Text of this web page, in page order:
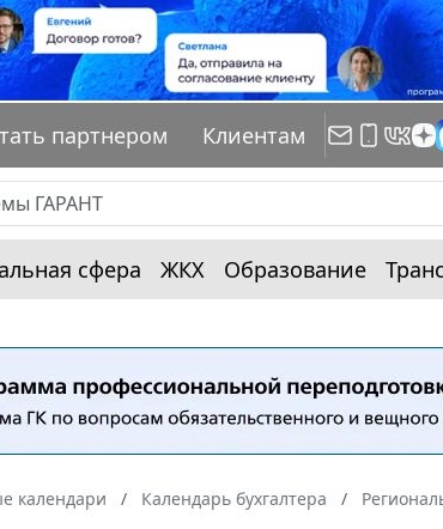
партнером Клиентам
сфера ЖКХ Образование
календари Календарь бухгалтера